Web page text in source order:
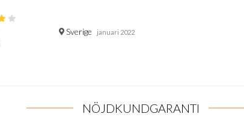
Sverige januari 2022
NÖJDKUNDGARANTI